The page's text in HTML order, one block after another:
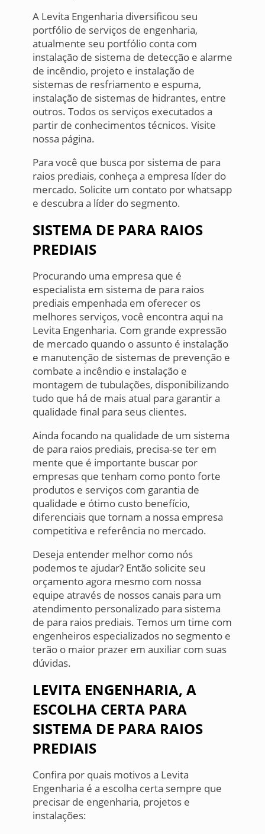
A Levita Engenharia diversificou seu
portfólio de serviços de engenharia,
atualmente seu portfólio conta com
instalação de sistema de detecção e alarme
de incêndio, projeto e instalação de
sistemas de resfriamento e espuma,
instalação de sistemas de hidrantes, entre
outros. Todos os serviços executados a
partir de conhecimentos técnicos. Visite
nossa página.
Para você que busca por sistema de para
raios prediais, conheça a empresa líder do
mercado. Solicite um contato por whatsapp
e descubra a líder do segmento.
SISTEMA DE PARA RAIOS
PREDIAIS
Procurando uma empresa que é
especialista em sistema de para raios
prediais empenhada em oferecer os
melhores serviços, você encontra aqui na
Levita Engenharia. Com grande expressão
de mercado quando o assunto é instalação
e manutenção de sistemas de prevenção e
combate a incêndio e instalação e
montagem de tubulações, disponibilizando
tudo que há de mais atual para garantir a
qualidade final para seus clientes.
Ainda focando na qualidade de um sistema
de para raios prediais, precisa-se ter em
mente que é importante buscar por
empresas que tenham como ponto forte
produtos e serviços com garantia de
qualidade e ótimo custo benefício,
diferenciais que tornam a nossa empresa
competitiva e referência no mercado.
Deseja entender melhor como nós
podemos te ajudar? Então solicite seu
orçamento agora mesmo com nossa
equipe através de nossos canais para um
atendimento personalizado para sistema
de para raios prediais. Temos um time com
engenheiros especializados no segmento e
terão o maior prazer em auxiliar com suas
dúvidas.
LEVITA ENGENHARIA, A
ESCOLHA CERTA PARA
SISTEMA DE PARA RAIOS
PREDIAIS
Confira por quais motivos a Levita
Engenharia é a escolha certa sempre que
precisar de engenharia, projetos e
instalações: